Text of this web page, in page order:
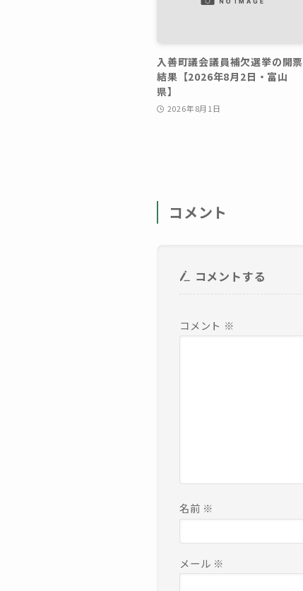
入善町議会議員補欠選挙の開票
結果【2026年8月2日・富山
県】
2026年8月1日
コメント
コメントする
コメント ※
名前 ※
メール ※